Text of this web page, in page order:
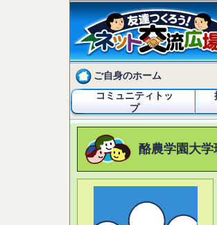
ご自身のホーム
コミュニティトッ
プ
酪農学園大